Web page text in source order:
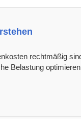
rechtmäßig
Belastung